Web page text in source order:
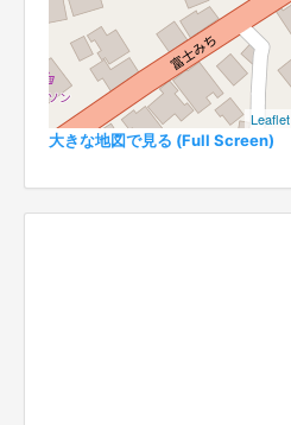
Leaflet
大きな地図で見る (Full Screen)